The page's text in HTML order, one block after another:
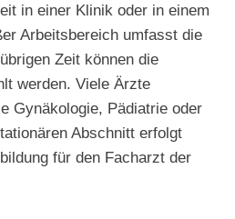
in einer Klinik oder in einem
Arbeitsbereich umfasst die
Zeit können die
werden. Viele Ärzte
Gynäkologie, Pädiatrie oder
Abschnitt erfolgt
für den Facharzt der